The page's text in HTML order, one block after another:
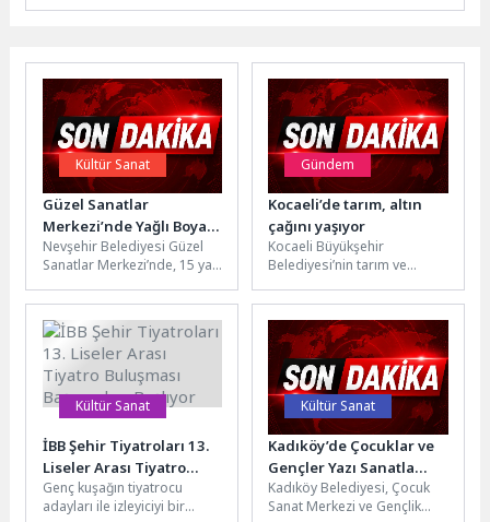
Kültür Sanat
Güzel Sanatlar
Merkezi’nde Yağlı Boya
ve Kara Kalem
Kurslarımız Başlıyor
Nevşehir Belediyesi Güzel
Sanatlar Merkezi’nde, 15 yaş
arası çocuklar...
Gündem
Kocaeli’de tarım, altın
çağını yaşıyor
Kocaeli Büyükşehir
Belediyesi’nin tarım ve
amacıyla sürdürdüğü “Yem
Bitkisi Tohumu Desteği
Projesi” kapsamında...
Kültür Sanat
İBB Şehir Tiyatroları 13.
Liseler Arası Tiyatro
Buluşması Başvuruları
Başlıyor
Genç kuşağın tiyatrocu
adayları ile izleyiciyi bir
Kültür Sanat
Kadıköy’de Çocuklar ve
Gençler Yazı Sanatla
Geçiriyor
Kadıköy Belediyesi, Çocuk
Sanat Merkezi ve Gençlik